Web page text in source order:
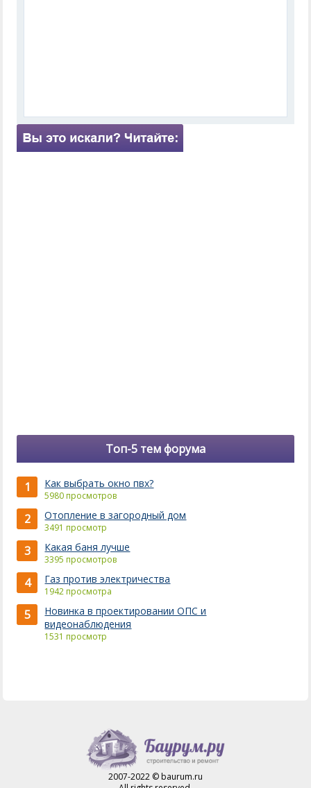
Топ-5 тем форума
1 Как выбрать окно пвх?
5980 просмотров
2 Отопление в загородный дом
3491 просмотр
3 Какая баня лучше
3395 просмотров
4 Газ против электричества
1942 просмотра
5
Новинка в проектировании ОПС и
видеонаблюдения
1531 просмотр
2007-2022 © baurum.ru